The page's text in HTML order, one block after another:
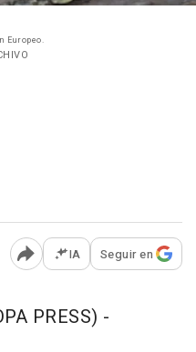
Europeo.
Abrir opciones para
IA Seguir en
PRESS) -